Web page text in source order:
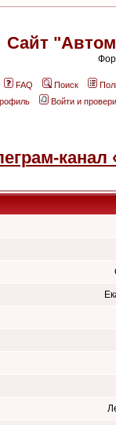
Сайт
FAQ Поиск
Войти и
канал